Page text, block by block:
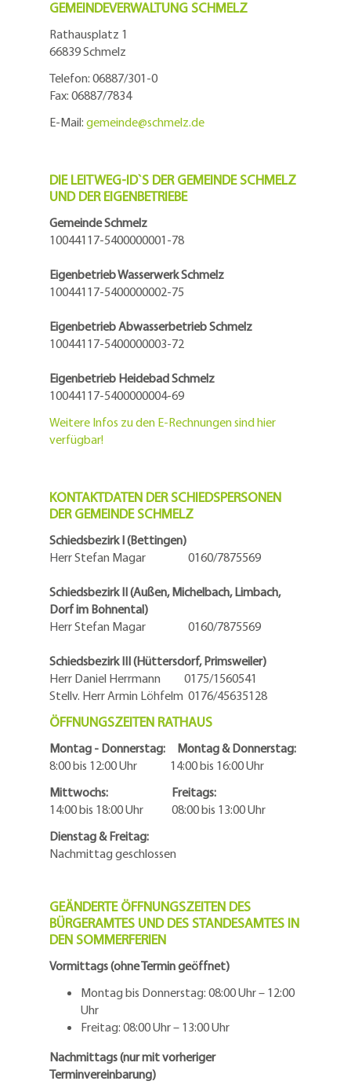
GEMEINDEVERWALTUNG SCHMELZ
Rathausplatz 1
66839 Schmelz
Telefon: 06887/301-0
Fax: 06887/7834
E-Mail: gemeinde@schmelz.de
DIE LEITWEG-ID`S DER GEMEINDE SCHMELZ
UND DER EIGENBETRIEBE
Gemeinde Schmelz
10044117-5400000001-78
Eigenbetrieb Wasserwerk Schmelz
10044117-5400000002-75
Eigenbetrieb Abwasserbetrieb Schmelz
10044117-5400000003-72
Eigenbetrieb Heidebad Schmelz
10044117-5400000004-69
Weitere Infos zu den E-Rechnungen sind hier
verfügbar!
KONTAKTDATEN DER SCHIEDSPERSONEN
DER GEMEINDE SCHMELZ
Schiedsbezirk I (Bettingen)
Herr Stefan Magar 0160/7875569
Schiedsbezirk II (Außen, Michelbach, Limbach,
Dorf im Bohnental)
Herr Stefan Magar 0160/7875569
Schiedsbezirk III (Hüttersdorf, Primsweiler)
Herr Daniel Herrmann 0175/1560541
Stellv. Herr Armin Löhfelm 0176/45635128
ÖFFNUNGSZEITEN RATHAUS
Montag - Donnerstag: Montag & Donnerstag:
8:00 bis 12:00 Uhr 14:00 bis 16:00 Uhr
Mittwochs: Freitags:
14:00 bis 18:00 Uhr 08:00 bis 13:00 Uhr
Dienstag & Freitag:
Nachmittag geschlossen
GEÄNDERTE ÖFFNUNGSZEITEN DES
BÜRGERAMTES UND DES STANDESAMTES IN
DEN SOMMERFERIEN
Vormittags (ohne Termin geöffnet)
Montag bis Donnerstag: 08:00 Uhr – 12:00
Uhr
Freitag: 08:00 Uhr – 13:00 Uhr
Nachmittags (nur mit vorheriger
Terminvereinbarung)